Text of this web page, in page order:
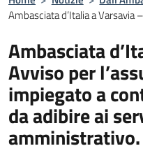
Ambasciata d’Italia a Varsavia
Ambasciata
Avviso per
impiegato a
da adibire ai
amministrativo.